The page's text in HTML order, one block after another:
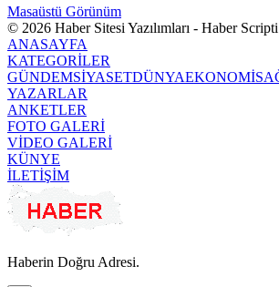
Masaüstü Görünüm
© 2026 Haber Sitesi Yazılımları - Haber Scripti
ANASAYFA
KATEGORİLER
GÜNDEMSİYASETDÜNYAEKONOMİ
YAZARLAR
ANKETLER
FOTO GALERİ
VİDEO GALERİ
KÜNYE
İLETİŞİM
Haberin Doğru Adresi.